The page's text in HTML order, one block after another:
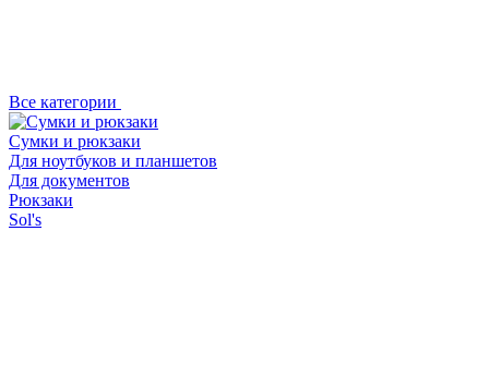
Все категории
Сумки и рюкзаки
Для ноутбуков и планшетов
Для документов
Рюкзаки
Sol's